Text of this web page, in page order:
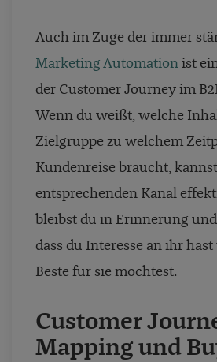
Auch im Zuge der immer
Marketing Automation ist
der Customer Journey im
Wenn du weißt, welche
Zielgruppe zu welchem
Kundenreise braucht,
entsprechenden Kanal
bleibst du in Erinnerung
dass du Interesse an ihr
Beste für sie möchtest.
Customer
Mapping und